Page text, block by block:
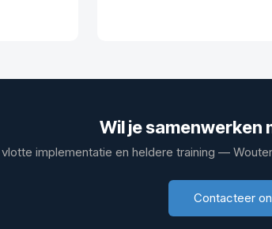
Wil je samenwerken
implementatie en heldere training —
Contacteer